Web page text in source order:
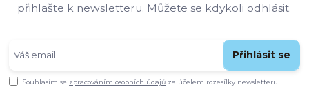
přihlašte k newsletteru. Můžete se kdykoli odhlásit.
Přihlásit se
Souhlasím se zpracováním osobních údajů za účelem rozesílky newsletteru.